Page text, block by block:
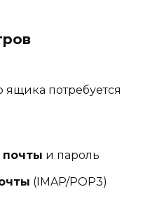
ящика потребуется
почты и пароль
(IMAP/POP3)